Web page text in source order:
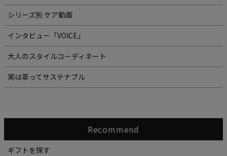
シリーズ別 ケア動画
インタビュー「VOICE」
大人のスタイルコーディネート
実は革ってサステナブル
Recommend
ギフトを探す